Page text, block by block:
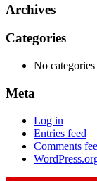
Archives
Categories
No categories
Meta
Log in
Entries feed
Comments